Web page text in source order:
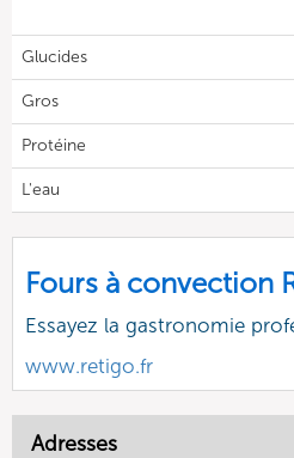
Glucides
Gros
Protéine
L'eau
Fours à convection
Essayez la gastronomie
www.retigo.fr
Adresses